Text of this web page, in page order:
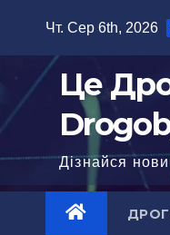
Чт. Сер 6th, 2026
Це
Дізнайся